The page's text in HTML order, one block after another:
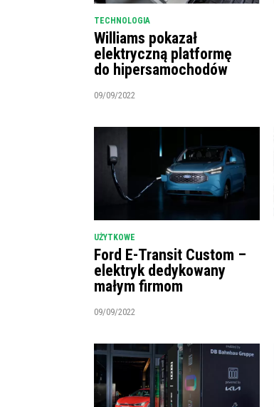
TECHNOLOGIA
Williams pokazał
elektryczną platformę
do hipersamochodów
09/09/2022
UŻYTKOWE
Ford E-Transit Custom –
elektryk dedykowany
małym firmom
09/09/2022